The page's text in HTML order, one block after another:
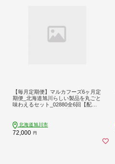
【毎月定期便】マルカフーズ6ヶ月定
期便_北海道旭川らしい製品を丸ごと
味わえるセット_02880全6回【配送
北海道旭川市
72,000 円